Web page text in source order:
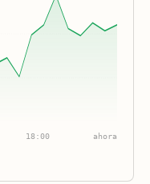
18:00 ahora